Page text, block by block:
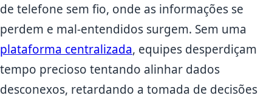
de telefone sem fio, onde as informações se
perdem e mal-entendidos surgem. Sem uma
plataforma centralizada, equipes desperdiçam
tempo precioso tentando alinhar dados
desconexos, retardando a tomada de decisões